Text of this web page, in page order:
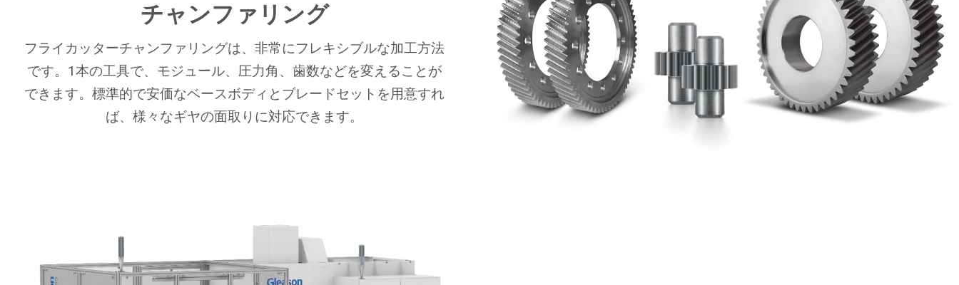
チャンファリング
フライカッターチャンファリングは、非常にフレキシブルな加工方法
です。1本の工具で、モジュール、圧力角、歯数などを変えることが
できます。標準的で安価なベースボディとブレードセットを用意すれ
ば、様々なギヤの面取りに対応できます。